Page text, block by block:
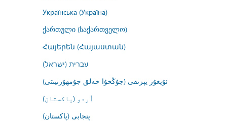
Українська (Україна)
ქართული (საქართველო)
Հայերեն (Հայաստան)
עברית (ישראל)
ئۇيغۇر يېزىقى (جۇڭخۇا خەلق جۇمھۇرىيىتى)
اُردو (پاکستان)
پنجابی (پاکستان)